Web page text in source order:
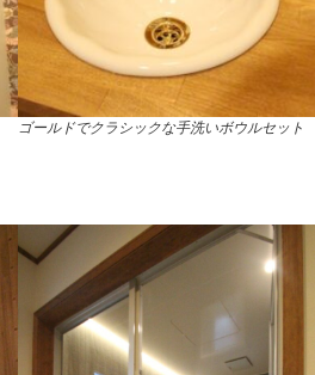
ゴールドでクラシックな手洗いボウルセット